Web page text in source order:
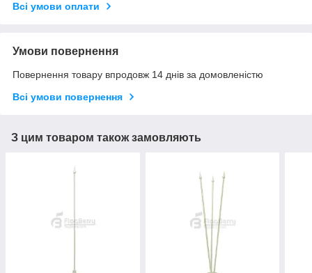
Всі умови оплати
Умови повернення
Повернення товару впродовж 14 днів за домовленістю
Всі умови повернення
З цим товаром також замовляють